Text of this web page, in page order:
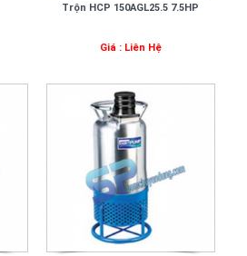
Trộn HCP 150AGL25.5 7.5HP
Giá : Liên Hệ